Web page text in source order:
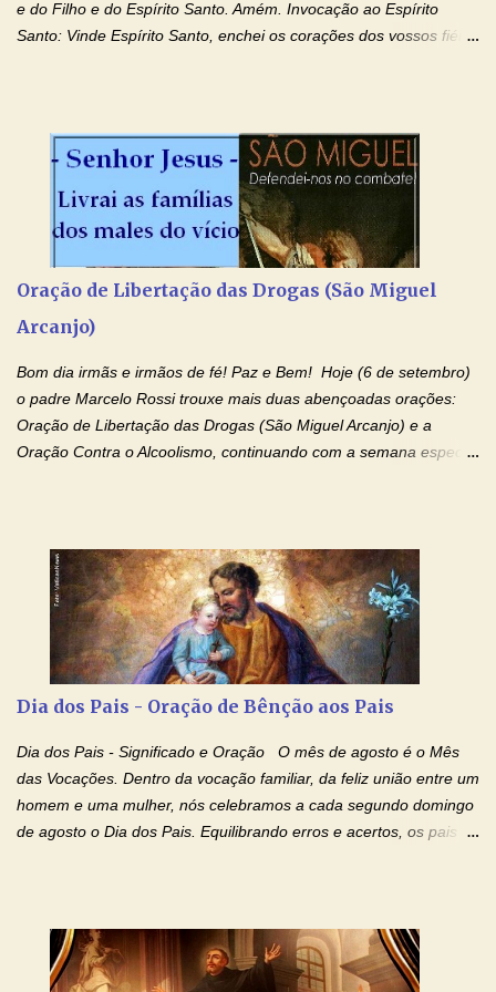
e do Filho e do Espírito Santo. Amém. Invocação ao Espírito
Santo: Vinde Espírito Santo, enchei os corações dos vossos fiéis
Santo, fazei que apreciemos retamente todas as coisas segundo
o mesmo Espírito e gozemos sempre da sua consolação. Por
Cristo, Senhor Nosso. Amém. Creio: Creio em Deus Pai Todo-
Poderoso, Criador do céu e da terra; e em Jesus Cristo, seu
único Filho, nosso Senhor; que foi concebido pelo poder do Espí­
rito Santo; nasceu da Virgem Maria, padeceu sob Pôncio Pilatos,
foi crucificado, morto e sepultado. Desceu à mansão dos mortos;
ressuscitou ao terceiro dia; subiu aos céus, está sentado à direita
Oração de Libertação das Drogas (São Miguel
Arcanjo)
Bom dia irmãs e irmãos de fé! Paz e Bem! Hoje (6 de setembro)
o padre Marcelo Rossi trouxe mais duas abençoadas orações:
Oração de Libertação das Drogas (São Miguel Arcanjo) e a
Oração Contra o Alcoolismo, continuando com a semana especial
Ágape de nosso Pai Santo - Jesus - te curar, deixe nossa
Mãezinha do Céu - Maria - te proteger com Seu divino manto.
Não desista, Jesus irá curar todas suas feridas, Creia! Adriana-
Devoção e Fé Oração de Libertação das Drogas (São Miguel
Arcanjo) "Senhor, Pai Eterno, em Nome de Teu Filho Jesus,
Nosso Senhor Jesus Cristo, concedei a vida a todos aqueles que
se encontram encarcerados em um vício, escravos de alguma
droga. Senhor, Pai Poderoso e cheio de Misericórdia, na
autoridade do Nome de Jesus libertai da escravidão do vício das
drogas, c...
Dia dos Pais - Oração de Bênção aos Pais
Dia dos Pais - Significado e Oração O mês de agosto é o Mês
das Vocações. Dentro da vocação familiar, da feliz união entre um
homem e uma mulher, nós celebramos a cada segundo domingo
de agosto o Dia dos Pais. Equilibrando erros e acertos, os pais
conforto, boa alimentação, educação de qualidade. E, em geral,
procuram orientá-los para que enfrentem o mundo, com suas